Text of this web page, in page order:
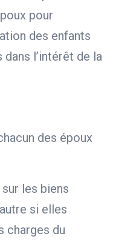
pour
des enfants
l’intérêt de la
des époux
les biens
si elles
charges du